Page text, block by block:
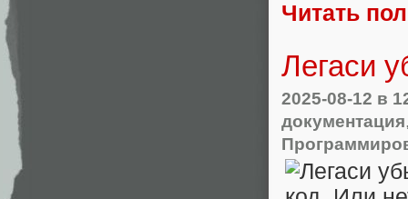
Читать
Легаси
2025-08-12 в
документация